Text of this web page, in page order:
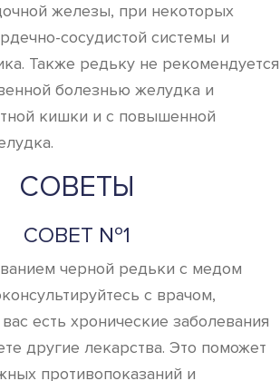
железы, при некоторых
сосудистой системы и
Также редьку не рекомендуется
болезнью желудка и
кишки и с повышенной
СОВЕТЫ
СОВЕТ №1
черной редьки с медом
с врачом,
есть хронические заболевания
другие лекарства. Это поможет
противопоказаний и